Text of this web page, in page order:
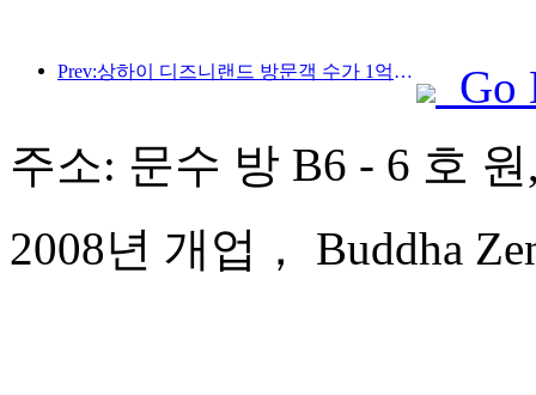
Prev:상하이 디즈니랜드 방문객 수가 1억 명을 돌파하면서, 4번째 테마호텔이 확장됩니다.
Go
주소: 문수 방 B6 - 6 호
2008년 개업， Buddha